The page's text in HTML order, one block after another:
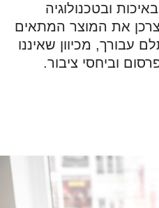
ובטכנולוגיה
את המוצר המתאים
עבורך, מכיוון שאיננו
וביחסי ציבור.